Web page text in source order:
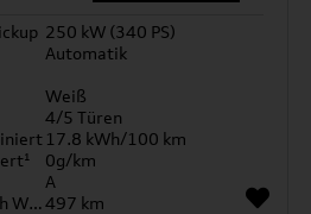
250 kW (340 PS)
Automatik
Weiß
4/5 Türen
17.8 kWh/100 km
0g/km
A
Elektr. Reichweite nach WLTP*497 km